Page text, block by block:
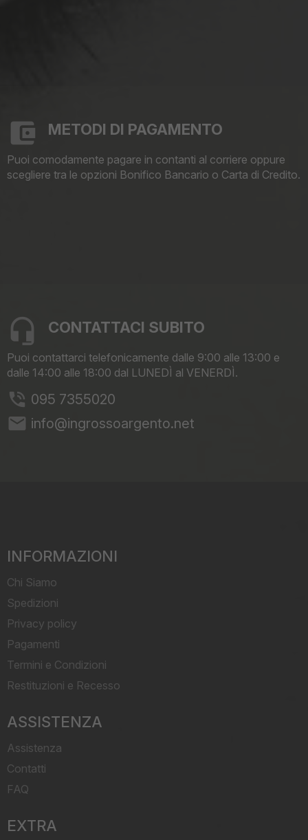
METODI DI PAGAMENTO
Puoi comodamente pagare in contanti al corriere oppure
scegliere tra le opzioni Bonifico Bancario o Carta di Credito.
CONTATTACI SUBITO
Puoi contattarci telefonicamente dalle 9:00 alle 13:00 e
dalle 14:00 alle 18:00 dal LUNEDÌ al VENERDÌ.
095 7355020
email info@ingrossoargento.net
INFORMAZIONI
Chi Siamo
Spedizioni
Privacy policy
Pagamenti
Termini e Condizioni
Restituzioni e Recesso
ASSISTENZA
Assistenza
Contatti
FAQ
EXTRA